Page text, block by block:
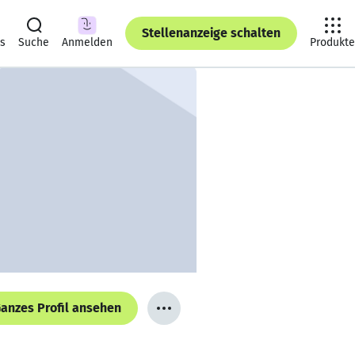
Suche Anmelden
Stellenanzeige schalten
Produkte
Profil ansehen